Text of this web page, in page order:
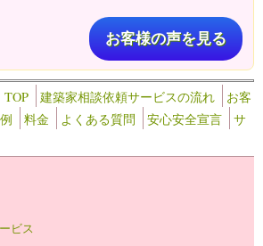
お客様の声を見る
TOP 建築家相談依頼サービスの流れ
お客
料金 よくある質問 安心安全宣言
サ
ビス